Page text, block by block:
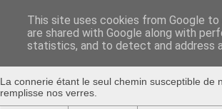
Au bistro !
La connerie étant le seul chemin susceptible
remplisse nos verres.
This site uses cookies from Google
are shared with Google along with
statistics, and to detect and address